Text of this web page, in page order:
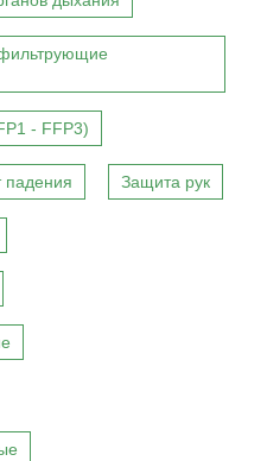
- FFP3)
падения Защита рук